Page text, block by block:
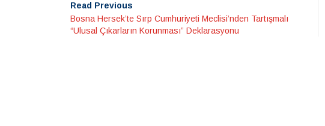
Read Previous
Bosna Hersek’te Sırp Cumhuriyeti Meclisi’nden Tartışmalı
“Ulusal Çıkarların Korunması” Deklarasyonu